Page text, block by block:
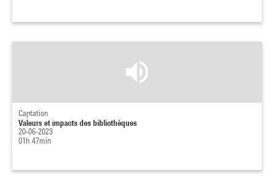
Captation
Valeurs et impacts des bibliothèques
20-06-2023
01h 47min